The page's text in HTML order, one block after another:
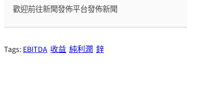
歡迎前往新聞發佈平台發佈新聞
Tags: EBITDA 收益 純利潤 鋅